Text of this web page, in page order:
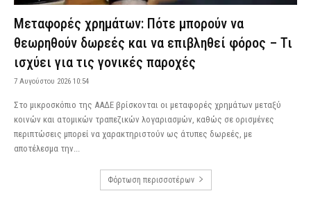
Μεταφορές χρημάτων: Πότε μπορούν να
θεωρηθούν δωρεές και να επιβληθεί φόρος – Τι
ισχύει για τις γονικές παροχές
7 Αυγούστου 2026 10:54
Στο μικροσκόπιο της ΑΑΔΕ βρίσκονται οι μεταφορές χρημάτων μεταξύ
κοινών και ατομικών τραπεζικών λογαριασμών, καθώς σε ορισμένες
περιπτώσεις μπορεί να χαρακτηριστούν ως άτυπες δωρεές, με
αποτέλεσμα την...
Φόρτωση περισσοτέρων